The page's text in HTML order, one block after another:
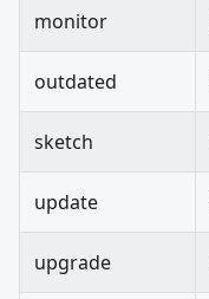
monitor
outdated
sketch
update
upgrade